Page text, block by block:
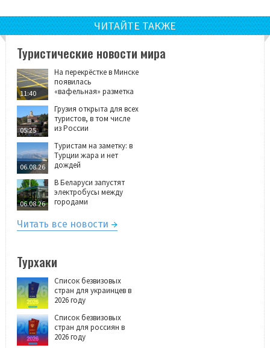
ЧИТАЙТЕ ТАКЖЕ
Туристические новости мира
11:40
На перекрёстке в Минске
появилась
«вафельная» разметка
05:25
Грузия открыта для всех
туристов, в том числе
из России
06.08.26
Туристам на заметку: в
Турции жара и нет
дождей
06.08.26
В Беларуси запустят
электробусы между
городами
Читать все новости
Турхаки
Список безвизовых
стран для украинцев в
2026 году
Список безвизовых
стран для россиян в
2026 году